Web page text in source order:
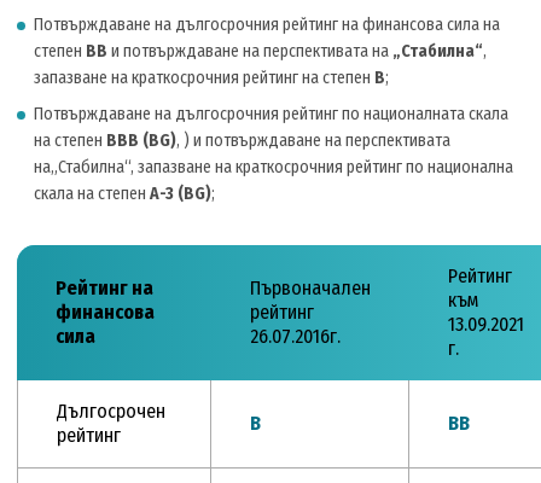
Потвърждаване на дългосрочния рейтинг на финансова сила на
степен ВВ и потвърждаване на перспективата на „Стабилна“,
запазване на краткосрочния рейтинг на степен В;
Потвърждаване на дългосрочния рейтинг по националната скала
на степен ВВВ (BG), ) и потвърждаване на перспективата
на„Стабилна“, запазване на краткосрочния рейтинг по национална
скала на степен А-3 (BG);
Рейтинг на
финансова
сила
Първоначален
рейтинг
26.07.2016г.
Рейтинг
към
13.09.2021
г.
Дългосрочен
рейтинг
В ВВ